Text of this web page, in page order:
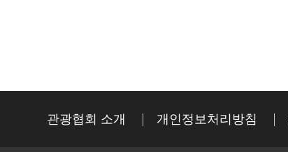
관광협회 소개 개인정보처리방침